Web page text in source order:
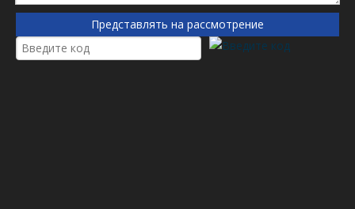
VG1540080311
VG1540080311
Представлять на рассмотрение